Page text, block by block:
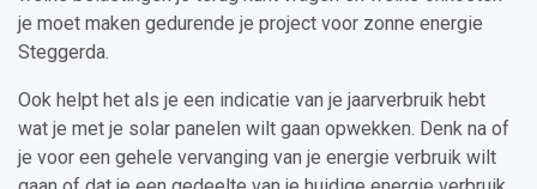
je moet maken gedurende je project voor zonne energie
Steggerda.
Ook helpt het als je een indicatie van je jaarverbruik hebt
wat je met je solar panelen wilt gaan opwekken. Denk na of
je voor een gehele vervanging van je energie verbruik wilt